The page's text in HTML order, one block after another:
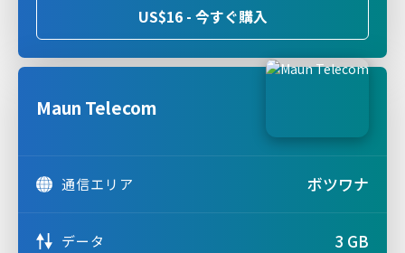
US$16 - 今すぐ購入
Maun Telecom
通信エリア ボツワナ
データ 3 GB